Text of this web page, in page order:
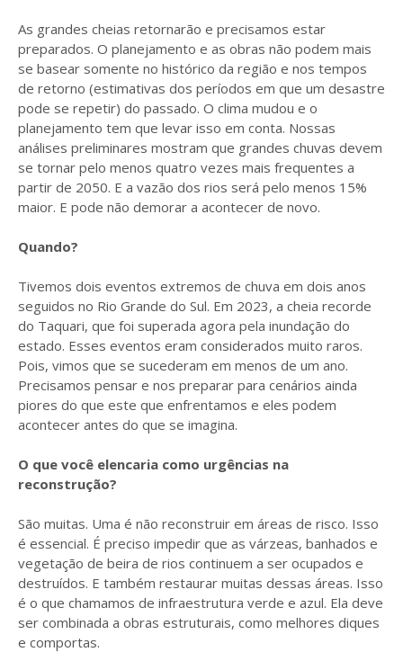
As grandes cheias retornarão e precisamos estar
preparados. O planejamento e as obras não podem mais
se basear somente no histórico da região e nos tempos
de retorno (estimativas dos períodos em que um desastre
pode se repetir) do passado. O clima mudou e o
planejamento tem que levar isso em conta. Nossas
análises preliminares mostram que grandes chuvas devem
se tornar pelo menos quatro vezes mais frequentes a
partir de 2050. E a vazão dos rios será pelo menos 15%
maior. E pode não demorar a acontecer de novo.
Quando?
Tivemos dois eventos extremos de chuva em dois anos
seguidos no Rio Grande do Sul. Em 2023, a cheia recorde
do Taquari, que foi superada agora pela inundação do
estado. Esses eventos eram considerados muito raros.
Pois, vimos que se sucederam em menos de um ano.
Precisamos pensar e nos preparar para cenários ainda
piores do que este que enfrentamos e eles podem
acontecer antes do que se imagina.
O que você elencaria como urgências na
reconstrução?
São muitas. Uma é não reconstruir em áreas de risco. Isso
é essencial. É preciso impedir que as várzeas, banhados e
vegetação de beira de rios continuem a ser ocupados e
destruídos. E também restaurar muitas dessas áreas. Isso
é o que chamamos de infraestrutura verde e azul. Ela deve
ser combinada a obras estruturais, como melhores diques
e comportas.